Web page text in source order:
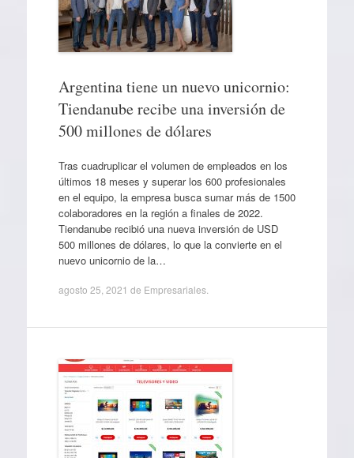
Argentina tiene un nuevo unicornio:
Tiendanube recibe una inversión de
500 millones de dólares
Tras cuadruplicar el volumen de empleados en los
últimos 18 meses y superar los 600 profesionales
en el equipo, la empresa busca sumar más de 1500
colaboradores en la región a finales de 2022.
Tiendanube recibió una nueva inversión de USD
500 millones de dólares, lo que la convierte en el
nuevo unicornio de la…
agosto 25, 2021 de Empresariales.